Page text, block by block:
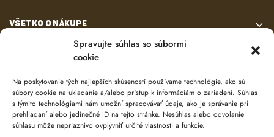
Spravujte súhlas so súbormi
cookie
Na poskytovanie tých najlepších skúseností používame technológie, ako sú
súbory cookie na ukladanie a/alebo prístup k informáciám o zariadení. Súhlas
s týmito technológiami nám umožní spracovávať údaje, ako je správanie pri
prehliadaní alebo jedinečné ID na tejto stránke. Nesúhlas alebo odvolanie
súhlasu môže nepriaznivo ovplyvniť určité vlastnosti a funkcie.
VŠETKO O NÁKUPE